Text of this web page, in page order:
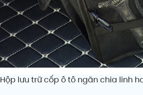
Hộp lưu trữ cốp ô tô ngăn chia linh